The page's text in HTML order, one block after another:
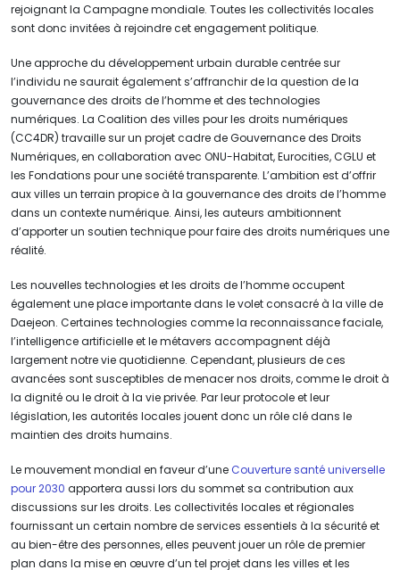
rejoignant la Campagne mondiale. Toutes les collectivités locales
sont donc invitées à rejoindre cet engagement politique.
Une approche du développement urbain durable centrée sur
l’individu ne saurait également s’affranchir de la question de la
gouvernance des droits de l’homme et des technologies
numériques. La Coalition des villes pour les droits numériques
(CC4DR) travaille sur un projet cadre de Gouvernance des Droits
Numériques, en collaboration avec ONU-Habitat, Eurocities, CGLU et
les Fondations pour une société transparente. L’ambition est d’offrir
aux villes un terrain propice à la gouvernance des droits de l’homme
dans un contexte numérique. Ainsi, les auteurs ambitionnent
d’apporter un soutien technique pour faire des droits numériques une
réalité.
Les nouvelles technologies et les droits de l’homme occupent
également une place importante dans le volet consacré à la ville de
Daejeon. Certaines technologies comme la reconnaissance faciale,
l’intelligence artificielle et le métavers accompagnent déjà
largement notre vie quotidienne. Cependant, plusieurs de ces
avancées sont susceptibles de menacer nos droits, comme le droit à
la dignité ou le droit à la vie privée. Par leur protocole et leur
législation, les autorités locales jouent donc un rôle clé dans le
maintien des droits humains.
Le mouvement mondial en faveur d’une Couverture santé universelle
pour 2030 apportera aussi lors du sommet sa contribution aux
discussions sur les droits. Les collectivités locales et régionales
fournissant un certain nombre de services essentiels à la sécurité et
au bien-être des personnes, elles peuvent jouer un rôle de premier
plan dans la mise en œuvre d’un tel projet dans les villes et les